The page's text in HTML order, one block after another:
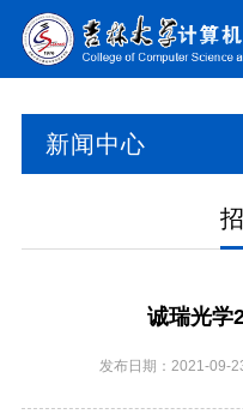
新闻中心
诚瑞光学
发布日期：2021-09-